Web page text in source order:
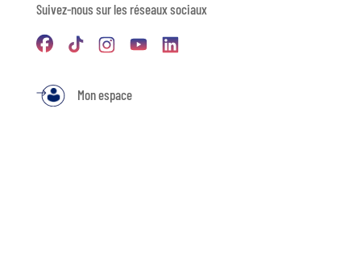
Suivez-nous sur les réseaux sociaux
Mon espace